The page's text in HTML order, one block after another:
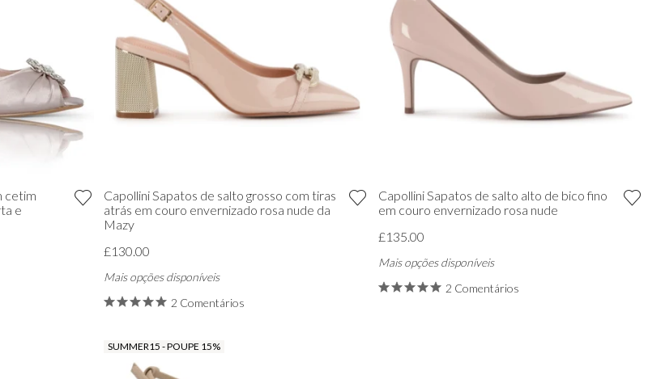
cetim
e
Capollini Sapatos de salto grosso com tiras
atrás em couro envernizado rosa nude da
Mazy
£130.00
Mais opções disponíveis
2 Comentários
Capollini Sapatos de salto alto de bico fino
em couro envernizado rosa nude
£135.00
Mais opções disponíveis
2 Comentários
SUMMER15 - POUPE 15%